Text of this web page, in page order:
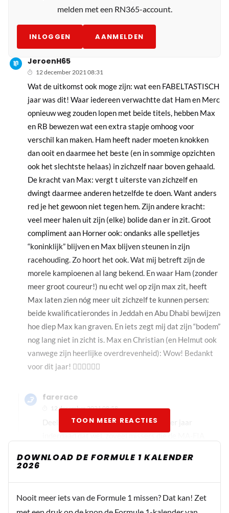
melden met een RN365-account.
INLOGGEN AANMELDEN
JeroenH65
12 december 2021 08:31
Wat de uitkomst ook moge zijn: wat een FABELTASTISCH
jaar was dit! Waar iedereen verwachtte dat Ham en Merc
opnieuw weg zouden lopen met beide titels, hebben Max
en RB bewezen wat een extra stapje omhoog voor
verschil kan maken. Ham heeft nader moeten knokken
dan ooit en daarmee het beste (en in sommige opzichten
ook het slechtste helaas) in zichzelf naar boven gehaald.
De kracht van Max: vergt t uiterste van zichzelf en
dwingt daarmee anderen hetzelfde te doen. Want anders
red je het gewoon niet tegen hem. Zijn andere kracht:
veel meer halen uit zijn (elke) bolide dan er in zit. Groot
compliment aan Horner ook: ondanks alle spelletjes
“koninklijk” blijven en Max blijven steunen in zijn
racehouding. Zo hoort het ook. Wat mij betreft zijn de
morele kampioenen al lang bekend. En waar Ham (zonder
meer groot coureur!) nu echt wel op zijn max zit, heeft
Max laten zien nóg meer uit zichzelf te kunnen persen:
beide kwalificatierondes in Jeddah en Abu Dhabi bewijzen
hoe diep Max kan graven. En iets zegt mij dat zijn “bodem”
nog lang niet in zicht is. Max en Christian (en Helmut ook
vanwege zijn heerlijke overdrevenheid): Wow! Bedankt
voor dit jaar! 👍🏻👍🏻👍🏻
farerace
12 december 2021 08:58
Deels met je eens, het was een bijzonder jaar
inderdaad dat wel, zoveel missers die de MA-FIA
heb het gevoel en vele met mijn ook zonder oranje
blunders en slechte cq onterechte en onverklaarbare
TOON MEER REACTIES
DOWNLOAD DE FORMULE 1 KALENDER
2026
Nooit meer iets van de Formule 1 missen? Dat kan! Zet